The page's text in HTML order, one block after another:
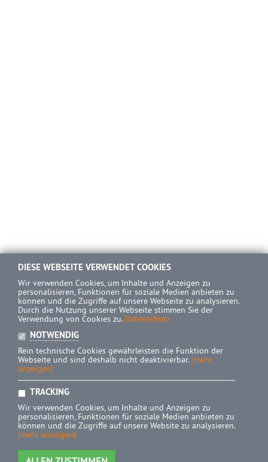
DIESE WEBSEITE VERWENDET COOKIES
Wir verwenden Cookies, um Inhalte und Anzeigen zu
personalisieren, Funktionen für soziale Medien anbieten zu
können und die Zugriffe auf unsere Webseite zu analysieren.
Durch die Nutzung unserer Webseite stimmen Sie der
Verwendung von Cookies zu. Datenschutz
NOTWENDIG
Rein technische Cookies gewährleisten die Funktion der
Webseite und sind deshalb nicht deaktivierbar. (mehr
anzeigen)
TRACKING
Wir verwenden Cookies, um Inhalte und Anzeigen zu
personalisieren, Funktionen für soziale Medien anbieten zu
können und die Zugriffe auf unsere Website zu analysieren.
(mehr anzeigen)